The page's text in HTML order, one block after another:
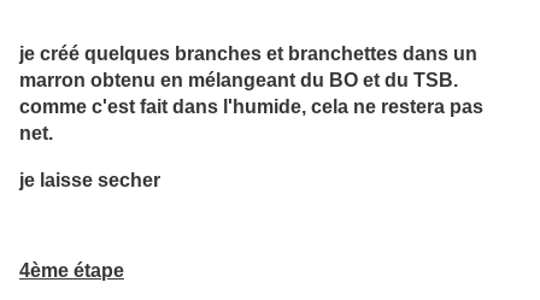
je créé quelques branches et branchettes dans un
marron obtenu en mélangeant du BO et du TSB.
comme c'est fait dans l'humide, cela ne restera pas
net.
je laisse secher
4ème étape